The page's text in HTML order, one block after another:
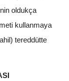
oldukça
kullanmaya
tereddütte